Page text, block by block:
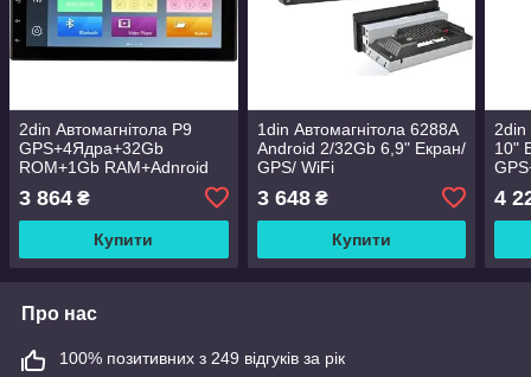
2din Автомагнітола P9
GPS+4Ядра+32Gb
ROM+1Gb RAM+Adnroid
3 864 ₴
Купити
1din Автомагнітола 6288A
Android 2/32Gb 6,9" Екран/
GPS/ WiFi
3 648₴
Купити
2din
10"
4
Про нас
100% позитивних з 249 відгуків за рік